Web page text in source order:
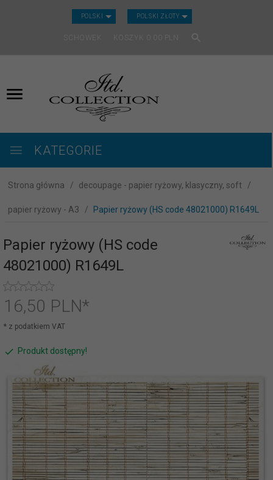
POLSKI CURRENCY_H
POLSKI ZŁOTY
SCHOWEK KOSZYK
KATEGORIE
Strona główna decoupage - papier ryżowy, klasyczny, soft
papier ryżowy - A3 Papier ryżowy (HS code 48021000) R1649L
Papier ryżowy (HS code
48021000) R1649L
16,50 PLN*
* z podatkiem VAT
Produkt dostępny!